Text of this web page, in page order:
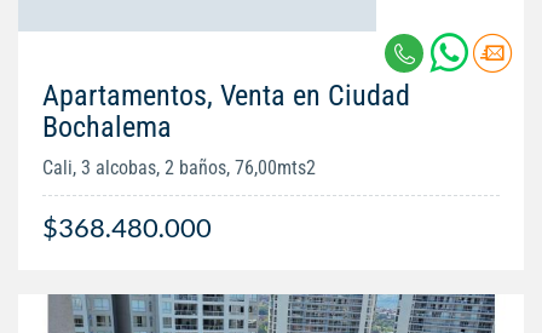
Apartamentos, Venta en Ciudad
Bochalema
Cali, 3 alcobas, 2 baños, 76,00mts2
$368.480.000